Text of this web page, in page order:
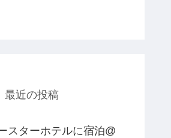
最近の投稿
スターホテルに宿泊@